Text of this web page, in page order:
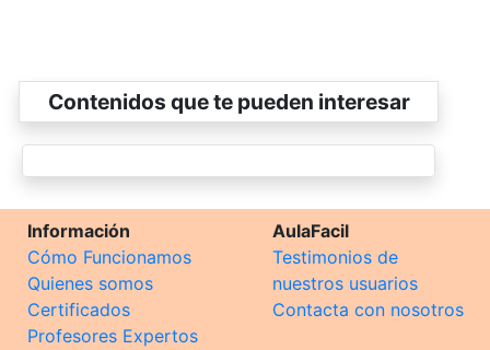
Contenidos que te pueden interesar
Información
Cómo Funcionamos
Quienes somos
Certificados
Profesores Expertos
AulaFacil
Testimonios de
nuestros usuarios
Contacta con nosotros